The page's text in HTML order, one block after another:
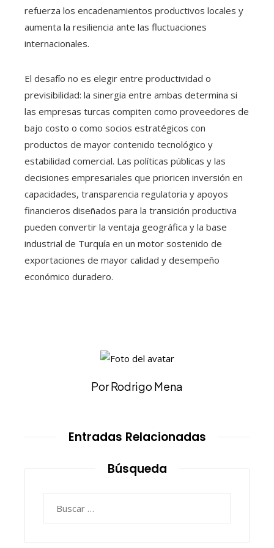
refuerza los encadenamientos productivos locales y
aumenta la resiliencia ante las fluctuaciones
internacionales.
El desafío no es elegir entre productividad o
previsibilidad: la sinergia entre ambas determina si
las empresas turcas compiten como proveedores de
bajo costo o como socios estratégicos con
productos de mayor contenido tecnológico y
estabilidad comercial. Las políticas públicas y las
decisiones empresariales que prioricen inversión en
capacidades, transparencia regulatoria y apoyos
financieros diseñados para la transición productiva
pueden convertir la ventaja geográfica y la base
industrial de Turquía en un motor sostenido de
exportaciones de mayor calidad y desempeño
económico duradero.
Por Rodrigo Mena
Entradas Relacionadas
Búsqueda